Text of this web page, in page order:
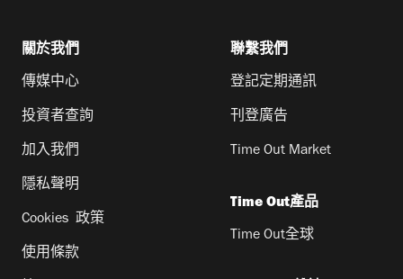
關於我們
傳媒中心
投資者查詢
加入我們
隱私聲明
Cookies 政策
使用條款
聯繫我們
登記定期通訊
刊登廣告
Time Out Market
Time Out產品
Time Out全球